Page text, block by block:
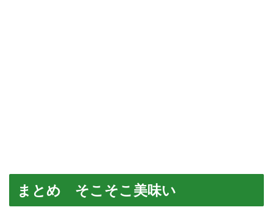
まとめ そこそこ美味い